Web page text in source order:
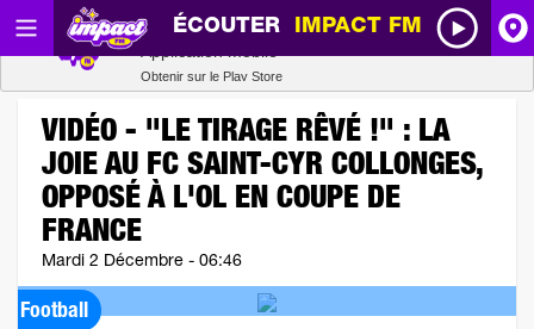
ÉCOUTER IMPACT FM
VIDÉO - "LE TIRAGE RÊVÉ !" : LA
JOIE AU FC SAINT-CYR COLLONGES,
OPPOSÉ À L'OL EN COUPE DE
FRANCE
Mardi 2 Décembre - 06:46
Football
Radio SCOOP
Obtenir sur le Play Store
Télécharger